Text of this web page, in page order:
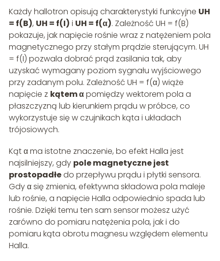
Każdy hallotron opisują charakterystyki funkcyjne UH
= f(B), UH = f(I) i UH = f(α). Zależność UH = f(B)
pokazuje, jak napięcie rośnie wraz z natężeniem pola
magnetycznego przy stałym prądzie sterującym. UH
= f(I) pozwala dobrać prąd zasilania tak, aby
uzyskać wymagany poziom sygnału wyjściowego
przy zadanym polu. Zależność UH = f(α) wiąże
napięcie z kątem αpomiędzy wektorem pola a
płaszczyzną lub kierunkiem prądu w próbce, co
wykorzystuje się w czujnikach kąta i układach
trójosiowych.
Kąt α ma istotne znaczenie, bo efekt Halla jest
najsilniejszy, gdy pole magnetyczne jest
prostopadłedo przepływu prądu i płytki sensora.
Gdy α się zmienia, efektywna składowa pola maleje
lub rośnie, a napięcie Halla odpowiednio spada lub
rośnie. Dzięki temu ten sam sensor możesz użyć
zarówno do pomiaru natężenia pola, jak i do
pomiaru kąta obrotu magnesu względem elementu
Halla.